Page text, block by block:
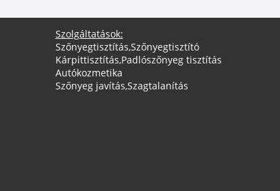
Szolgáltatások:
Szőnyegtisztítás,Szőnyegtisztító
Kárpittisztítás,Padlószőnyeg tisztítás
Autókozmetika
Szőnyeg javítás,Szagtalanítás